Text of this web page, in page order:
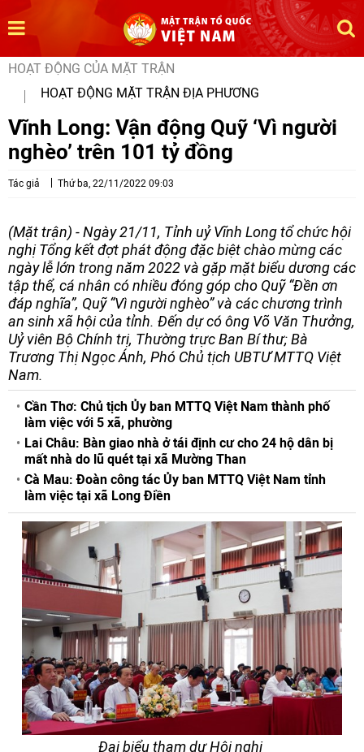
HOẠT ĐỘNG CỦA MẶT TRẬN
HOẠT ĐỘNG MẶT TRẬN ĐỊA PHƯƠNG
Vĩnh Long: Vận động Quỹ ‘Vì người
nghèo’ trên 101 tỷ đồng
Tác giả Thứ ba, 22/11/2022 09:03
(Mặt trận) - Ngày 21/11, Tỉnh uỷ Vĩnh Long tổ chức hội
nghị Tổng kết đợt phát động đặc biệt chào mừng các
ngày lễ lớn trong năm 2022 và gặp mặt biểu dương các
tập thể, cá nhân có nhiều đóng góp cho Quỹ “Đền ơn
đáp nghĩa”, Quỹ “Vì người nghèo” và các chương trình
an sinh xã hội của tỉnh. Đến dự có ông Võ Văn Thưởng,
Uỷ viên Bộ Chính trị, Thường trực Ban Bí thư; Bà
Trương Thị Ngọc Ánh, Phó Chủ tịch UBTƯ MTTQ Việt
Nam.
Cần Thơ: Chủ tịch Ủy ban MTTQ Việt Nam thành phố
làm việc với 5 xã, phường
Lai Châu: Bàn giao nhà ở tái định cư cho 24 hộ dân bị
mất nhà do lũ quét tại xã Mường Than
Cà Mau: Đoàn công tác Ủy ban MTTQ Việt Nam tỉnh
làm việc tại xã Long Điền
Đại biểu tham dự Hội nghị